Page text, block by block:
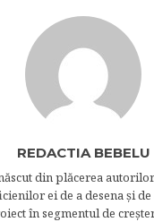
REDACTIA BEBELU
din plăcerea
ei de a desena şi
în segmentul de